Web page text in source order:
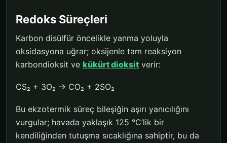
Redoks Süreçleri
Karbon disülfür öncelikle yanma yoluyla
oksidasyona uğrar; oksijenle tam reaksiyon
karbondioksit ve kükürt dioksit verir:
CS₂ + 3O₂ → CO₂ + 2SO₂
Bu ekzotermik süreç bileşiğin aşırı yanıcılığını
vurgular; havada yaklaşık 125 °C’lik bir
kendiliğinden tutuşma sıcaklığına sahiptir, bu da